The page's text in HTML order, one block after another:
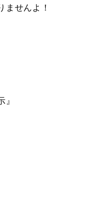
ませんよ！
』